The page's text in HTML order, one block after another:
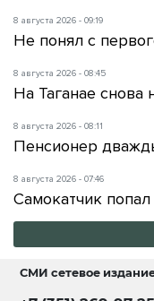
8 августа 2026 - 09:19
Не понял с
8 августа 2026 - 08:45
На Таганае снова
8 августа 2026 - 08:11
Пенсионер
8 августа 2026 - 07:46
Самокатчик
СМИ сетевое